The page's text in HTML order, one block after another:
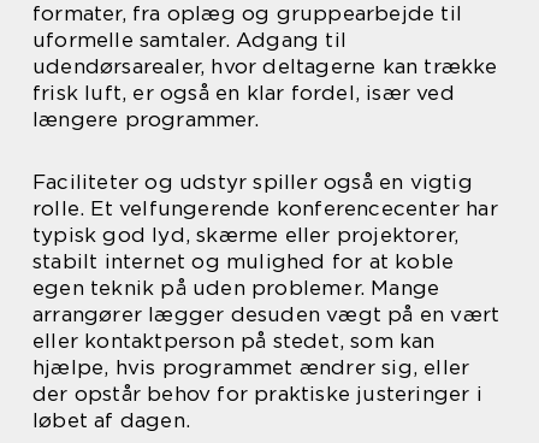
formater, fra oplæg og gruppearbejde til
uformelle samtaler. Adgang til
udendørsarealer, hvor deltagerne kan trække
frisk luft, er også en klar fordel, især ved
længere programmer.
Faciliteter og udstyr spiller også en vigtig
rolle. Et velfungerende konferencecenter har
typisk god lyd, skærme eller projektorer,
stabilt internet og mulighed for at koble
egen teknik på uden problemer. Mange
arrangører lægger desuden vægt på en vært
eller kontaktperson på stedet, som kan
hjælpe, hvis programmet ændrer sig, eller
der opstår behov for praktiske justeringer i
løbet af dagen.